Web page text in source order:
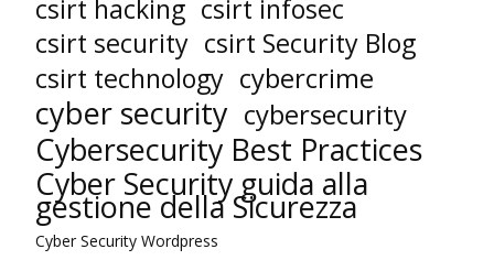
csirt hacking csirt infosec
csirt security csirt Security Blog
csirt technology cybercrime
cyber security cybersecurity
Cybersecurity Best Practices
Cyber Security guida alla
gestione della Sicurezza
Cyber Security Wordpress